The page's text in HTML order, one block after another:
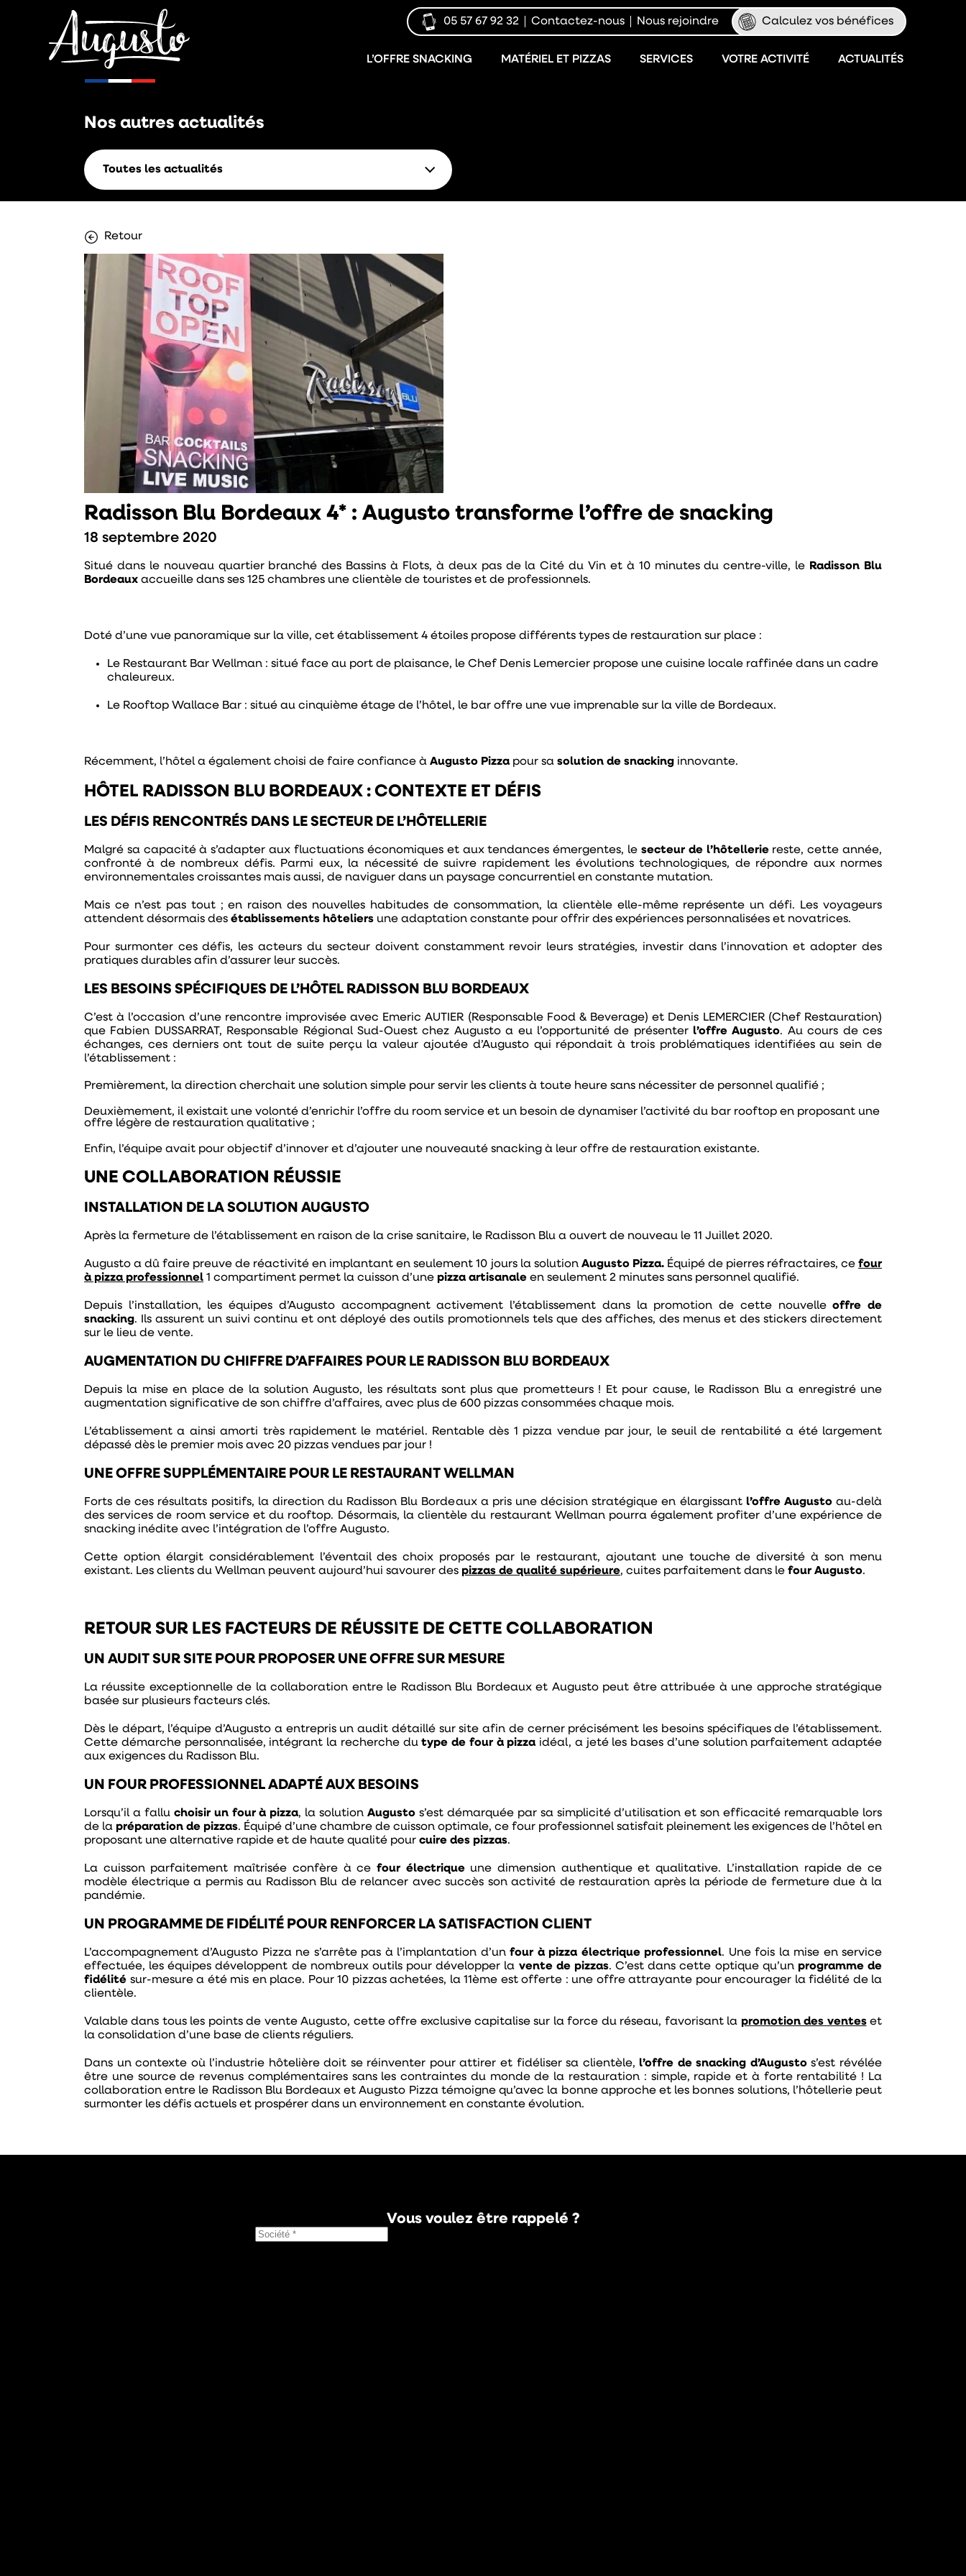
05 57 67 92 32 Contactez-nous Nous rejoindre Calculez vos bénéfices
L’OFFRE SNACKING MATÉRIEL ET PIZZAS SERVICES VOTRE ACTIVITÉ ACTUALITÉS
Nos autres actualités
Toutes les actualités
Retour
Radisson Blu Bordeaux 4* : Augusto transforme l’offre de snacking
18 septembre 2020
Situé dans le nouveau quartier branché des Bassins à Flots, à deux pas de la Cité du Vin et à 10 minutes du centre-ville, le Radisson Blu
Bordeaux accueille dans ses 125 chambres une clientèle de touristes et de professionnels.
Doté d’une vue panoramique sur la ville, cet établissement 4 étoiles propose différents types de restauration sur place :
Le Restaurant Bar Wellman : situé face au port de plaisance, le Chef Denis Lemercier propose une cuisine locale raffinée dans un cadre
chaleureux.
Le Rooftop Wallace Bar : situé au cinquième étage de l’hôtel, le bar offre une vue imprenable sur la ville de Bordeaux.
Récemment, l’hôtel a également choisi de faire confiance à Augusto Pizza pour sa solution de snacking innovante.
HÔTEL RADISSON BLU BORDEAUX : CONTEXTE ET DÉFIS
LES DÉFIS RENCONTRÉS DANS LE SECTEUR DE L’HÔTELLERIE
Malgré sa capacité à s’adapter aux fluctuations économiques et aux tendances émergentes, le secteur de l’hôtelleriereste, cette année,
confronté à de nombreux défis. Parmi eux, la nécessité de suivre rapidement les évolutions technologiques, de répondre aux normes
environnementales croissantes mais aussi, de naviguer dans un paysage concurrentiel en constante mutation.
Mais ce n’est pas tout ; en raison des nouvelles habitudes de consommation, la clientèle elle-même représente un défi. Les voyageurs
attendent désormais des établissements hôteliers une adaptation constante pour offrir des expériences personnalisées et novatrices.
Pour surmonter ces défis, les acteurs du secteur doivent constamment revoir leurs stratégies, investir dans l’innovation et adopter des
pratiques durables afin d’assurer leur succès.
LES BESOINS SPÉCIFIQUES DE L’HÔTEL RADISSON BLU BORDEAUX
C’est à l’occasion d’une rencontre improvisée avec Emeric AUTIER (Responsable Food & Beverage) et Denis LEMERCIER (Chef Restauration)
que Fabien DUSSARRAT, Responsable Régional Sud-Ouest chez Augusto a eu l’opportunité de présenterl’offre Augusto. Au cours de ces
échanges, ces derniers ont tout de suite perçu la valeur ajoutée d’Augusto qui répondait à trois problématiques identifiées au sein de
l’établissement :
Premièrement, la direction cherchait une solution simple pour servir les clients à toute heure sans nécessiter de personnel qualifié ;
Deuxièmement, il existait une volonté d’enrichir l’offre du room service et un besoin de dynamiser l’activité du bar rooftop en proposant une
offre légère de restauration qualitative ;
Enfin, l’équipe avait pour objectif d’innover et d’ajouter une nouveauté snacking à leur offre de restauration existante.
UNE COLLABORATION RÉUSSIE
INSTALLATION DE LA SOLUTION AUGUSTO
Après la fermeture de l’établissement en raison de la crise sanitaire, le Radisson Blu a ouvert de nouveau le 11 Juillet 2020.
Augusto a dû faire preuve de réactivité en implantant en seulement 10 jours la solution Augusto Pizza. Équipé de pierres réfractaires, ce four
à pizza professionnel 1 compartiment permet la cuisson d’une pizza artisanale en seulement 2 minutes sans personnel qualifié.
Depuis l’installation, les équipes d’Augusto accompagnent activement l’établissement dans la promotion de cette nouvelleoffre de
snacking. Ils assurent un suivi continu et ont déployé des outils promotionnels tels que des affiches, des menus et des stickers directement
sur le lieu de vente.
AUGMENTATION DU CHIFFRE D’AFFAIRES POUR LE RADISSON BLU BORDEAUX
Depuis la mise en place de la solution Augusto, les résultats sont plus que prometteurs ! Et pour cause, le Radisson Blu a enregistré une
augmentation significative de son chiffre d’affaires, avec plus de 600 pizzas consommées chaque mois.
L’établissement a ainsi amorti très rapidement le matériel. Rentable dès 1 pizza vendue par jour, le seuil de rentabilité a été largement
dépassé dès le premier mois avec 20 pizzas vendues par jour !
UNE OFFRE SUPPLÉMENTAIRE POUR LE RESTAURANT WELLMAN
Forts de ces résultats positifs, la direction du Radisson Blu Bordeaux a pris une décision stratégique en élargissantl’offre Augustoau-delà
des services de room service et du rooftop. Désormais, la clientèle du restaurant Wellman pourra également profiter d’une expérience de
snacking inédite avec l’intégration de l’offre Augusto.
Cette option élargit considérablement l’éventail des choix proposés par le restaurant, ajoutant une touche de diversité à son menu
existant. Les clients du Wellman peuvent aujourd’hui savourer des pizzas de qualité supérieure, cuites parfaitement dans le four Augusto.
RETOUR SUR LES FACTEURS DE RÉUSSITE DE CETTE COLLABORATION
UN AUDIT SUR SITE POUR PROPOSER UNE OFFRE SUR MESURE
La réussite exceptionnelle de la collaboration entre le Radisson Blu Bordeaux et Augusto peut être attribuée à une approche stratégique
basée sur plusieurs facteurs clés.
Dès le départ, l’équipe d’Augusto a entrepris un audit détaillé sur site afin de cerner précisément les besoins spécifiques de l’établissement.
Cette démarche personnalisée, intégrant la recherche dutype de four à pizza idéal, a jeté les bases d’une solution parfaitement adaptée
aux exigences du Radisson Blu.
UN FOUR PROFESSIONNEL ADAPTÉ AUX BESOINS
Lorsqu’il a fallu choisir un four à pizza, la solutionAugusto s’est démarquée par sa simplicité d’utilisation et son efficacité remarquable lors
de la préparation de pizzas. Équipé d’une chambre de cuisson optimale, ce four professionnel satisfait pleinement les exigences de l’hôtel en
proposant une alternative rapide et de haute qualité pour cuire des pizzas.
La cuisson parfaitement maîtrisée confère à ce four électriqueune dimension authentique et qualitative. L’installation rapide de ce
modèle électrique a permis au Radisson Blu de relancer avec succès son activité de restauration après la période de fermeture due à la
pandémie.
UN PROGRAMME DE FIDÉLITÉ POUR RENFORCER LA SATISFACTION CLIENT
L’accompagnement d’Augusto Pizza ne s’arrête pas à l’implantation d’unfour à pizza électrique professionnel. Une fois la mise en service
effectuée, les équipes développent de nombreux outils pour développer la vente de pizzas. C’est dans cette optique qu’un programme de
fidélité sur-mesure a été mis en place. Pour 10 pizzas achetées, la 11ème est offerte : une offre attrayante pour encourager la fidélité de la
clientèle.
Valable dans tous les points de vente Augusto, cette offre exclusive capitalise sur la force du réseau, favorisant la promotion des venteset
la consolidation d’une base de clients réguliers.
Dans un contexte où l’industrie hôtelière doit se réinventer pour attirer et fidéliser sa clientèle, l’offre de snacking d’Augustos’est révélée
être une source de revenus complémentaires sans les contraintes du monde de la restauration : simple, rapide et à forte rentabilité ! La
collaboration entre le Radisson Blu Bordeaux et Augusto Pizza témoigne qu’avec la bonne approche et les bonnes solutions, l’hôtellerie peut
surmonter les défis actuels et prospérer dans un environnement en constante évolution.
Vous voulez être rappelé ?